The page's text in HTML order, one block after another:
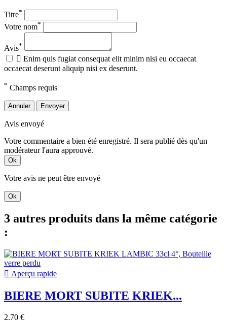
Titre*
Votre nom*
Avis*
 Enim quis fugiat consequat elit minim nisi eu occaecat
occaecat deserunt aliquip nisi ex deserunt.
* Champs requis
Annuler Envoyer
Avis envoyé
Votre commentaire a bien été enregistré. Il sera publié dès qu'un
modérateur l'aura approuvé.
Ok
Votre avis ne peut être envoyé
Ok
3 autres produits dans la même catégorie
:
 Aperçu rapide
BIERE MORT SUBITE KRIEK...
2,70 €